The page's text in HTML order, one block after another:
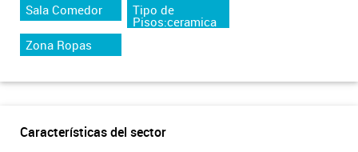
Sala Comedor
Tipo de
Pisos:ceramica
Zona Ropas
Características del sector